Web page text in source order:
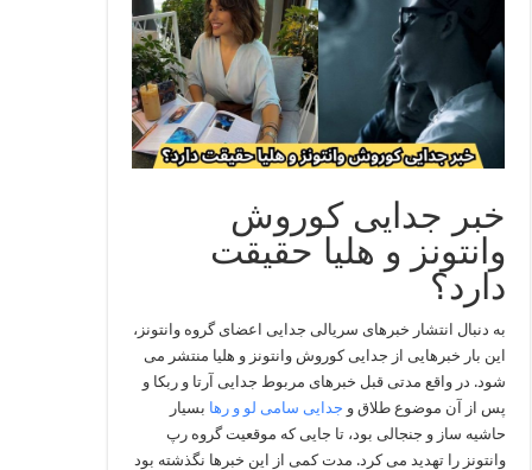
خبر جدایی کوروش
وانتونز و هلیا حقیقت
دارد؟
به دنبال انتشار خبرهای سریالی جدایی اعضای گروه وانتونز،
این بار خبرهایی از جدایی کوروش وانتونز و هلیا منتشر می
‌شود. در واقع مدتی قبل خبرهای مربوط جدایی آرتا و ربکا و
پس از آن موضوع طلاق و جدایی سامی لو و رها بسیار
حاشیه ساز و جنجالی بود، تا جایی که موقعیت گروه رپ
وانتونز را تهدید می‌ کرد. مدت کمی از این خبرها نگذشته بود